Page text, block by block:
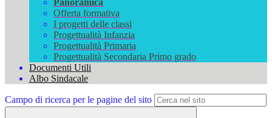
Panoramica
Offerta formativa
I progetti delle classi
Progettualità Infanzia
Progettualità Primaria
Progettualità Secondaria Primo grado
Documenti Utili
Albo Sindacale
Campo di ricerca per le pagine del sito